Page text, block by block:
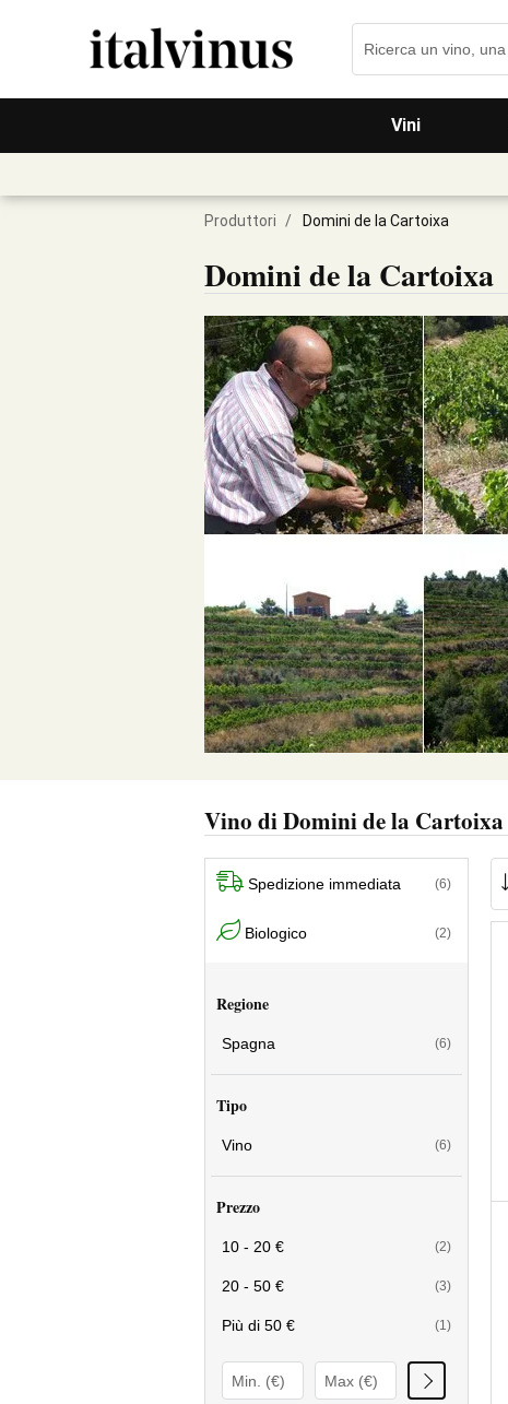
Vini
Produttori / Domini de la Cartoixa
Domini de la Cartoixa
Vino di Domini de la Cartoixa
Spedizione immediata (6)
Biologico (2)
Regione
Spagna (6)
Tipo
Vino (6)
Prezzo
10 - 20 € (2)
20 - 50 € (3)
Più di 50 € (1)